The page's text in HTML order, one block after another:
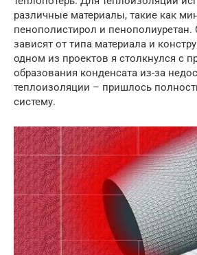
различные материалы, такие как
пенополистирол и
зависят от типа материала и
одном из проектов я столкнулся с
образования конденсата из-за
теплоизоляции – пришлось
систему.